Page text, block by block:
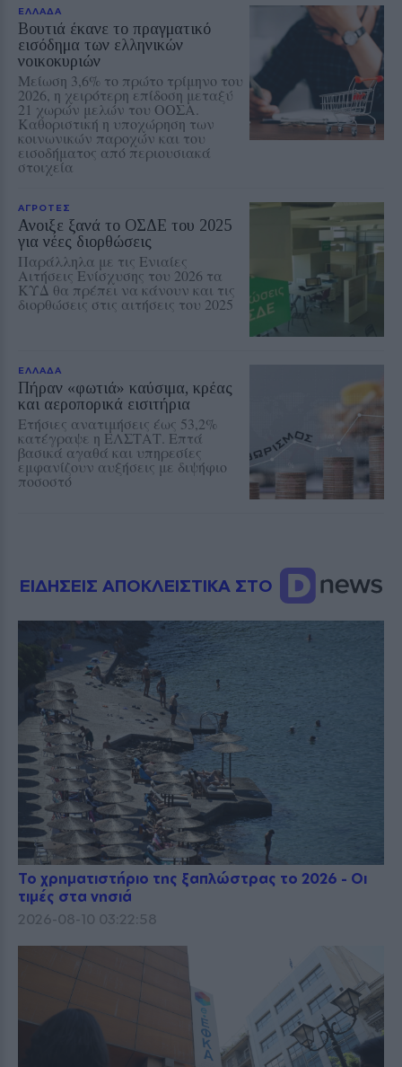
ΕΛΛΑΔΑ
Βουτιά έκανε το πραγματικό
εισόδημα των ελληνικών
νοικοκυριών
Μείωση 3,6% το πρώτο τρίμηνο του
2026, η χειρότερη επίδοση μεταξύ
21 χωρών μελών του ΟΟΣΑ.
Καθοριστική η υποχώρηση των
κοινωνικών παροχών και του
εισοδήματος από περιουσιακά
στοιχεία
ΑΓΡΟΤΕΣ
Ανοιξε ξανά το ΟΣΔΕ του 2025
για νέες διορθώσεις
Παράλληλα με τις Ενιαίες
Αιτήσεις Ενίσχυσης του 2026 τα
ΚΥΔ θα πρέπει να κάνουν και τις
διορθώσεις στις αιτήσεις του 2025
ΕΛΛΑΔΑ
Πήραν «φωτιά» καύσιμα, κρέας
και αεροπορικά εισιτήρια
Ετήσιες ανατιμήσεις έως 53,2%
κατέγραψε η ΕΛΣΤΑΤ. Επτά
βασικά αγαθά και υπηρεσίες
εμφανίζουν αυξήσεις με διψήφιο
ποσοστό
ΕΙΔΗΣΕΙΣ ΑΠΟΚΛΕΙΣΤΙΚΑ ΣΤΟ
Το χρηματιστήριο της ξαπλώστρας το 2026 - Οι
τιμές στα νησιά
2026-08-10 03:22:58